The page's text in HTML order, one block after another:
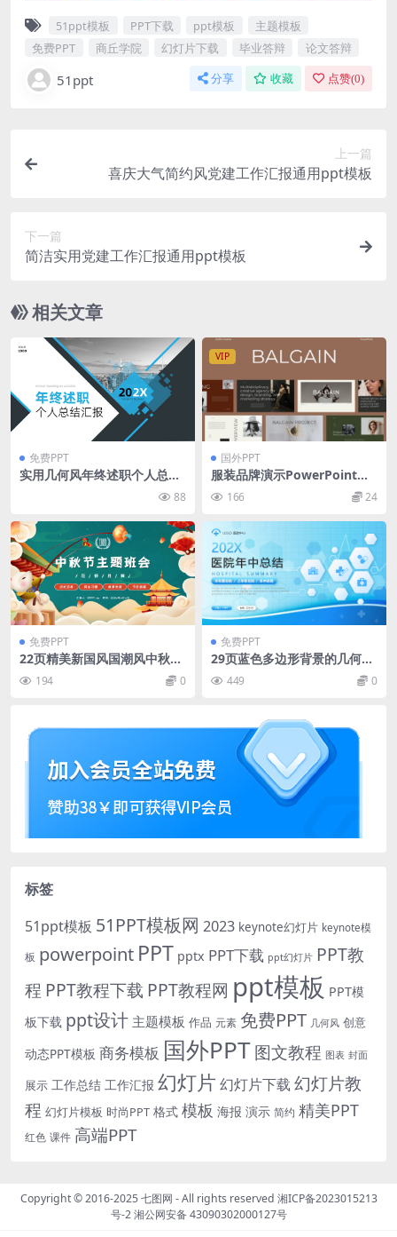
51ppt模板 PPT下载 ppt模板
主题模板
免费PPT
商丘学院 幻灯片下载 毕业答辩 论文答辩
51ppt 分享 收藏 点赞(0)
上一篇
喜庆大气简约风党建工作汇报通用ppt模板
下一篇
简洁实用党建工作汇报通用ppt模板
相关文章
免费PPT
实用几何风年终述职个人总结
88
VIP
国外PPT
服装品牌演示PowerPoint模
板 166 24
免费PPT
22页精美新国风国潮风中秋节
主题班会PPT模板下载
194 0
免费PPT
29页蓝色多边形背景的几何风
医院年中总结PPT模板
449 0
标签
51ppt模板 51PPT模板网 2023 keynote幻灯片 keynote模
板 powerpoint PPT pptx PPT下载 ppt幻灯片 PPT教
程 PPT教程下载 PPT教程网 ppt模板 PPT模
板下载 ppt设计 主题模板 作品 元素 免费PPT 几何风 创意
动态PPT模板 商务模板 国外PPT图文教程 图表 封面
展示 工作总结 工作汇报 幻灯片 幻灯片下载 幻灯片教
程 幻灯片模板 时尚PPT 格式 模板 海报 演示 简约 精美PPT
红色 课件 高端PPT
Copyright © 2016-2025七图网 - All rights reserved 湘ICP备2023015213
号-2湘公网安备 43090302000127号